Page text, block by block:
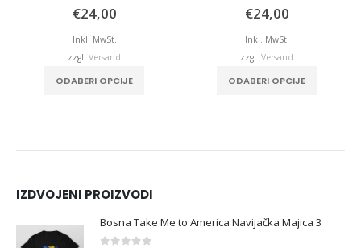
0von 5
€24,00
Inkl. MwSt.
zzgl. Versand
ODABERI OPCIJE
5.00von 5
€24,00
Inkl. MwSt.
zzgl. Versand
ODABERI OPCIJE
IZDVOJENI PROIZVODI
Bosna Take Me to America Navijačka Majica 3